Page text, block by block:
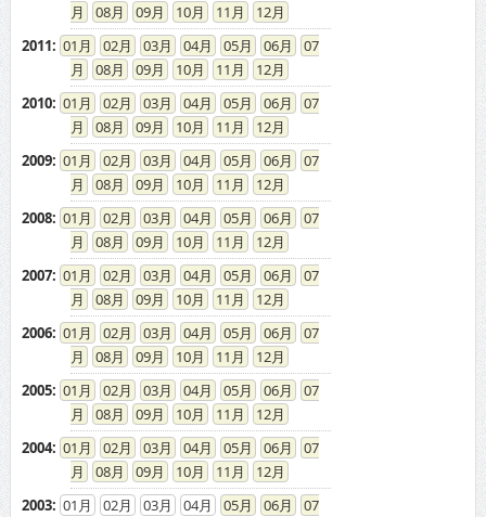
08
09 10 11
12
2011: 01 02 03 04 05 06
07
08
09 10 11
12
2010: 01 02 03 04 05 06
07
08
09 10 11
12
2009: 01 02 03 04 05 06
07
08
09 10 11
12
2008: 01 02 03 04 05 06
07
08
09 10 11
12
2007: 01 02 03 04 05 06
07
08
09 10 11
12
2006: 01 02 03 04 05 06
07
08
09 10 11
12
2005: 01 02 03 04 05 06
07
08
09 10 11
12
2004: 01 02 03 04 05 06
07
08
09 10 11
12
2003: 01 02 03 04 05 06
07